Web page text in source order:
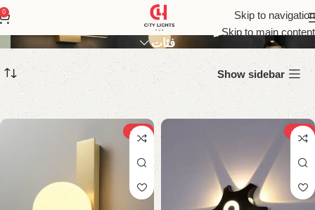
Skip to navigation
Skip to main content
0 إضاءة حائط
فئات
Show sidebar
-18%
-21%